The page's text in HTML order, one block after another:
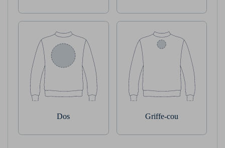
Dos Griffe-cou